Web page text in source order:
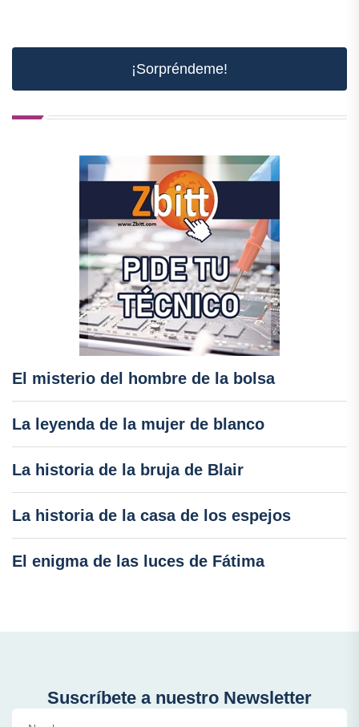
¡Sorpréndeme!
El misterio del hombre de la bolsa
La leyenda de la mujer de blanco
La historia de la bruja de Blair
La historia de la casa de los espejos
El enigma de las luces de Fátima
Suscríbete a nuestro Newsletter